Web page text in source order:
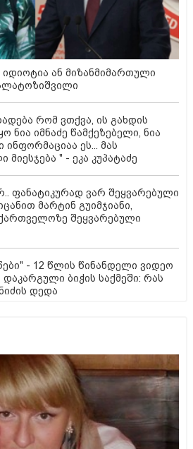
იდიოტია ან მიზანმიმართული
რომ ვთქვა, ის გახდის
ნია იმნაძე წამქეზებელი, ნია
ინფორმაციაა ეს... მას
მიესჯება " - ეკა კუპატაძე
ფანატიკურად ვარ შეყვარებული
მარტინ გუიმჯიანი,
შეყვარებული
- 12 წლის წინანდელი ვიდეო
ბიჭის საქმეში: რას
დედა